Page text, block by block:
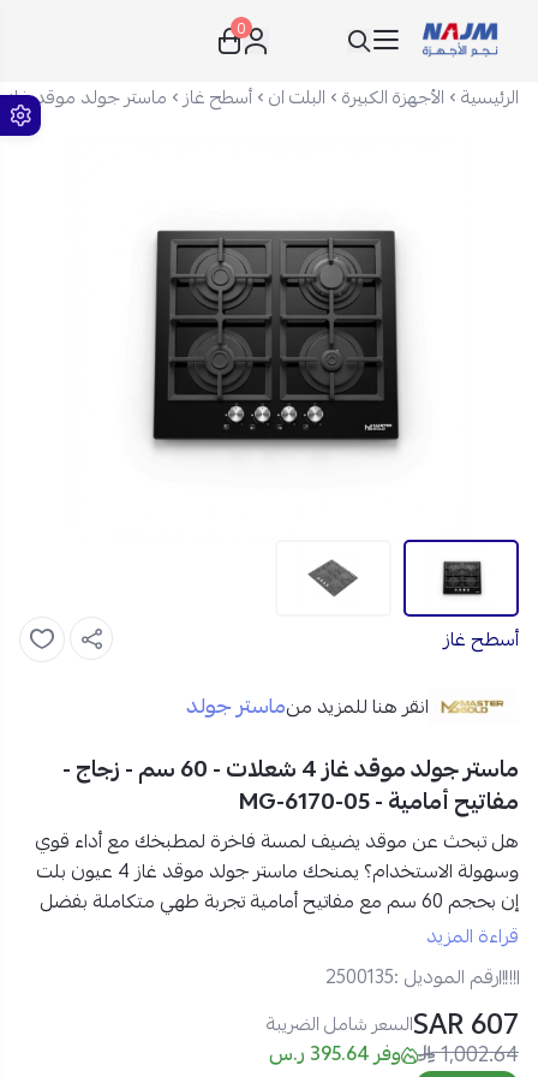
نجم الأجهزة
0
الرئيسية الأجهزة الكبيرة البلت ان أسطح غاز ماستر جولد موقد غاز 4 شعلات - 60 سم - زجاج - مفاتيح أمامية - MG-6170-05
أسطح غاز
انقر هنا للمزيد منماستر جولد
ماستر جولد موقد غاز 4 شعلات - 60 سم - زجاج -
مفاتيح أمامية - MG-6170-05
هل تبحث عن موقد يضيف لمسة فاخرة لمطبخك مع أداء قوي
وسهولة الاستخدام؟ يمنحك
ماستر جولد موقد غاز 4 عيون بلت
إن بحجم 60 سم مع مفاتيح أمامية
تجربة طهي متكاملة بفضل
العملي.
مواصفات ماستر جولد موقد غاز 4 عيون زجاجي في السعودية:
العلامة التجارية:ماستر جولد
قراءة المزيد
رقم الموديل :2500135
607 SAR السعر شامل الضريبة
1,002.64 وفر 395.64 ر.س